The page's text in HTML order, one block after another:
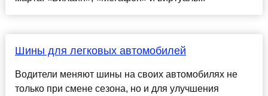
Шины для легковых автомобилей
Водители меняют шины на своих автомобилях не
только при смене сезона, но и для улучшения